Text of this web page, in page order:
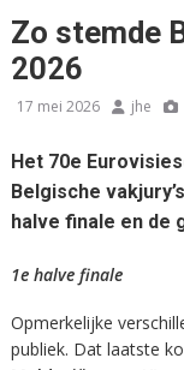
Zo stemde
2026
17 mei 2026 jhe
Het 70e
Belgische
halve finale en de
1e halve finale
Opmerkelijke
publiek. Dat laatste